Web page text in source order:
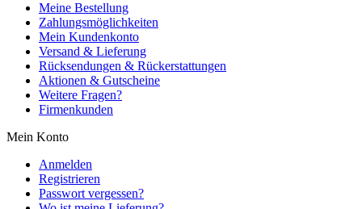
Meine Bestellung
Zahlungsmöglichkeiten
Mein Kundenkonto
Versand & Lieferung
Rücksendungen & Rückerstattungen
Aktionen & Gutscheine
Weitere Fragen?
Firmenkunden
Mein Konto
Anmelden
Registrieren
Passwort vergessen?